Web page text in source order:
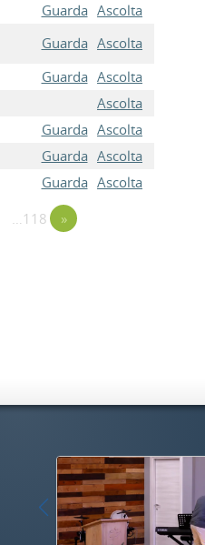
Guarda Ascolta
Guarda Ascolta
Guarda Ascolta
Ascolta
Guarda Ascolta
Guarda Ascolta
Guarda Ascolta
…118 »